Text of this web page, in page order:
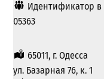
Идентификатор в
05363
65011, г. Одесса
ул. Базарная 76, к. 1